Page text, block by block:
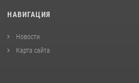
НАВИГАЦИЯ
Новости
Карта сайта